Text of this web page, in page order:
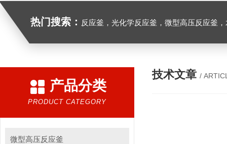
热门搜索： 反应釜，光化学反应釜，微型高压反应釜
产品分类
PRODUCT CATEGORY
微型高压反应釜
技术文章 /